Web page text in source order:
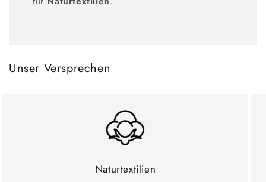
Unser Versprechen
Naturtextilien